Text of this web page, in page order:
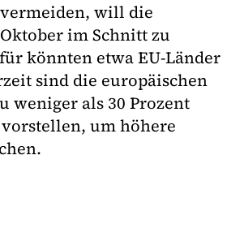
will die
im Schnitt zu
könnten etwa EU-Länder
sind die europäischen
weniger als 30 Prozent
um höhere